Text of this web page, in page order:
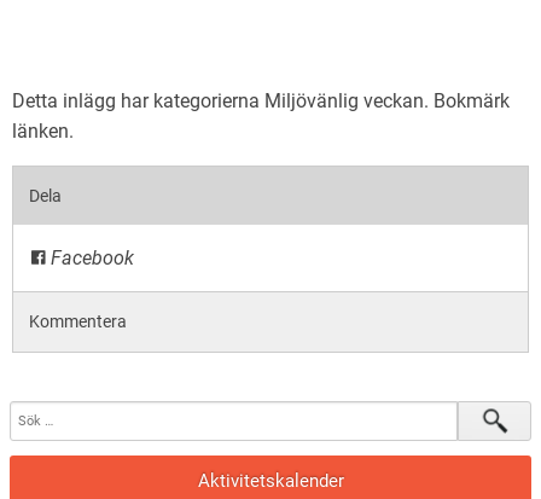
Detta inlägg har kategorierna Miljövänlig veckan. Bokmärk
länken.
Dela
Facebook
Kommentera
Aktivitetskalender